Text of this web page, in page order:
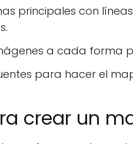
principales con
a cada forma
para hacer el
crear un